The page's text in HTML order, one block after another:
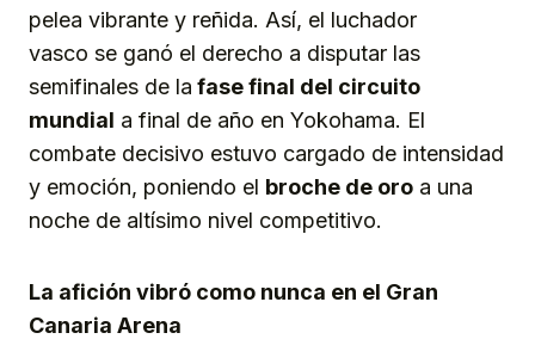
pelea vibrante y reñida. Así, el luchador
vasco se ganó el derecho a disputar las
semifinales de la fase final del circuito
mundial a final de año en Yokohama. El
combate decisivo estuvo cargado de intensidad
y emoción, poniendo el broche de oro a una
noche de altísimo nivel competitivo.
La afición vibró como nunca en el Gran
Canaria Arena